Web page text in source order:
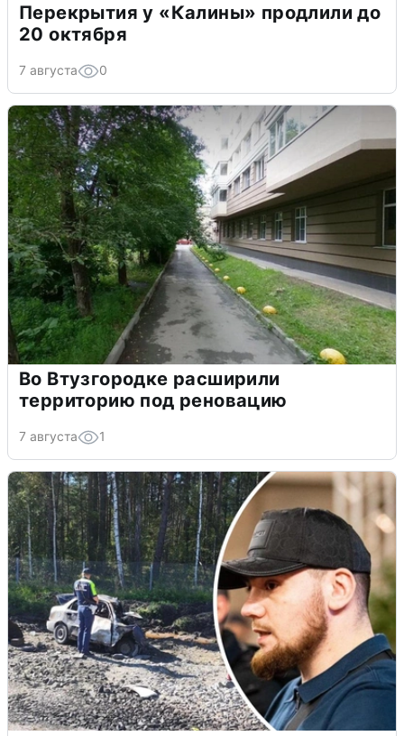
Перекрытия у «Калины» продлили до
20 октября
7 августа 0
Во Втузгородке расширили
территорию под реновацию
7 августа 1